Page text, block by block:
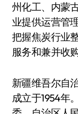
州化工、内蒙
业提供运营管
把握焦炭行业
服务和兼并收
新疆维吾尔自
成立于1954年